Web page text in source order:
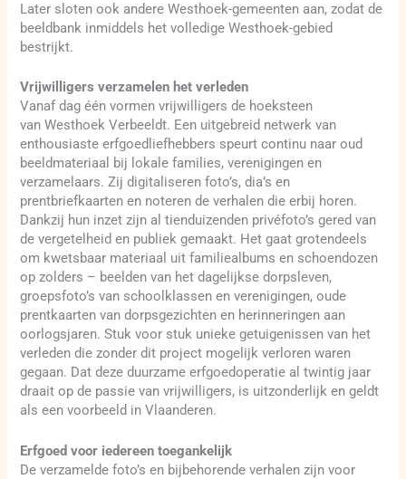
Later sloten ook andere Westhoek-gemeenten aan, zodat de
beeldbank inmiddels het volledige Westhoek-gebied
bestrijkt.
Vrijwilligers verzamelen het verleden
Vanaf dag één vormen vrijwilligers de hoeksteen
van Westhoek Verbeeldt. Een uitgebreid netwerk van
enthousiaste erfgoedliefhebbers speurt continu naar oud
beeldmateriaal bij lokale families, verenigingen en
verzamelaars. Zij digitaliseren foto’s, dia’s en
prentbriefkaarten en noteren de verhalen die erbij horen.
Dankzij hun inzet zijn al tienduizenden privéfoto’s gered van
de vergetelheid en publiek gemaakt. Het gaat grotendeels
om kwetsbaar materiaal uit familiealbums en schoendozen
op zolders – beelden van het dagelijkse dorpsleven,
groepsfoto’s van schoolklassen en verenigingen, oude
prentkaarten van dorpsgezichten en herinneringen aan
oorlogsjaren. Stuk voor stuk unieke getuigenissen van het
verleden die zonder dit project mogelijk verloren waren
gegaan. Dat deze duurzame erfgoedoperatie al twintig jaar
draait op de passie van vrijwilligers, is uitzonderlijk en geldt
als een voorbeeld in Vlaanderen.
Erfgoed voor iedereen toegankelijk
De verzamelde foto’s en bijbehorende verhalen zijn voor